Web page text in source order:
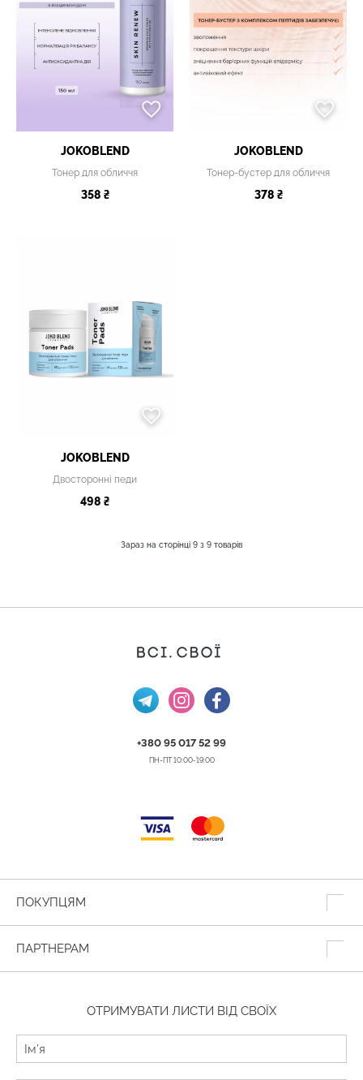
JOKOBLEND
Тонер для обличчя
358 ₴
JOKOBLEND
Тонер-бустер для обличчя
378 ₴
JOKOBLEND
Двосторонні педи
498 ₴
Зараз на сторінці 9 з 9 товарів
+380 95 017 52 99
ПН-ПТ 10:00-19:00
ПОКУПЦЯМ
ПАРТНЕРАМ
ОТРИМУВАТИ ЛИСТИ ВІД СВОЇХ